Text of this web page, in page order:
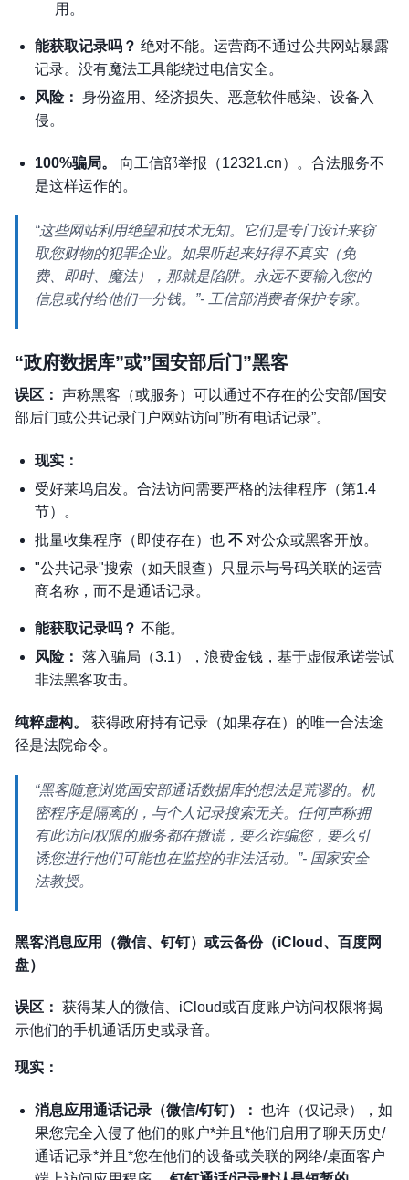
用。
能获取记录吗？ 绝对不能。运营商不通过公共网站暴露
记录。没有魔法工具能绕过电信安全。
风险： 身份盗用、经济损失、恶意软件感染、设备入
侵。
100%骗局。
向工信部举报（12321.cn）。合法服务不
是这样运作的。
“这些网站利用绝望和技术无知。它们是专门设计来窃
取您财物的犯罪企业。如果听起来好得不真实（免
费、即时、魔法），那就是陷阱。永远不要输入您的
信息或付给他们一分钱。”- 工信部消费者保护专家。
“政府数据库”或”国安部后门”黑客
误区： 声称黑客（或服务）可以通过不存在的公安部/国安
部后门或公共记录门户网站访问”所有电话记录”。
现实：
受好莱坞启发。合法访问需要严格的法律程序（第1.4
节）。
批量收集程序（即使存在）也 不 对公众或黑客开放。
"公共记录"搜索（如天眼查）只显示与号码关联的运营
商名称，而不是通话记录。
能获取记录吗？ 不能。
风险： 落入骗局（3.1），浪费金钱，基于虚假承诺尝试
非法黑客攻击。
纯粹虚构。
获得政府持有记录（如果存在）的唯一合法途
径是法院命令。
“黑客随意浏览国安部通话数据库的想法是荒谬的。机
密程序是隔离的，与个人记录搜索无关。任何声称拥
有此访问权限的服务都在撒谎，要么诈骗您，要么引
诱您进行他们可能也在监控的非法活动。”- 国家安全
法教授。
黑客消息应用（微信、钉钉）或云备份（iCloud、百度网
盘）
误区： 获得某人的微信、iCloud或百度账户访问权限将揭
示他们的手机通话历史或录音。
现实：
消息应用通话记录（微信/钉钉）： 也许（仅记录）
，如
果您完全入侵了他们的账户*并且*他们启用了聊天历史/
通话记录*并且*您在他们的设备或关联的网络/桌面客户